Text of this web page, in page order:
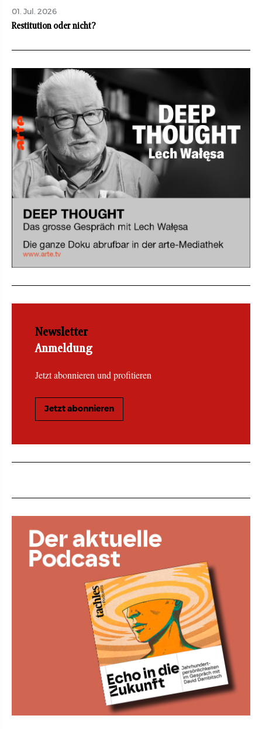
01. Jul. 2026
Restitution oder nicht?
Newsletter
Anmeldung
Jetzt abonnieren und profitieren
Jetzt abonnieren